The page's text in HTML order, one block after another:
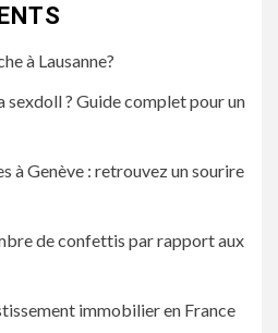
à Lausanne?
sexdoll ? Guide complet pour un
à Genève : retrouvez un sourire
de confettis par rapport aux
immobilier en France